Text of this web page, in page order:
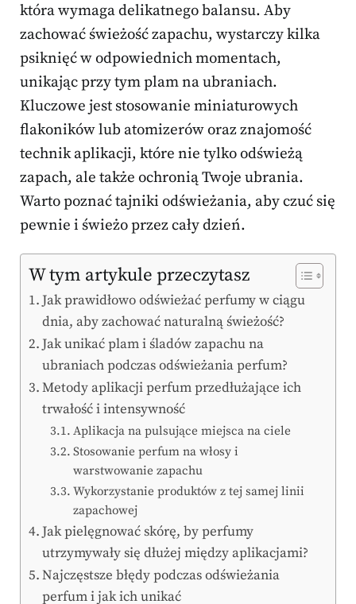
która wymaga delikatnego balansu. Aby
zachować świeżość zapachu, wystarczy kilka
psiknięć w odpowiednich momentach,
unikając przy tym plam na ubraniach.
Kluczowe jest stosowanie miniaturowych
flakoników lub atomizerów oraz znajomość
technik aplikacji, które nie tylko odświeżą
zapach, ale także ochronią Twoje ubrania.
Warto poznać tajniki odświeżania, aby czuć się
pewnie i świeżo przez cały dzień.
W tym artykule przeczytasz
Jak prawidłowo odświeżać perfumy w ciągu
dnia, aby zachować naturalną świeżość?
Jak unikać plam i śladów zapachu na
ubraniach podczas odświeżania perfum?
Metody aplikacji perfum przedłużające ich
trwałość i intensywność
Aplikacja na pulsujące miejsca na ciele
Stosowanie perfum na włosy i
warstwowanie zapachu
Wykorzystanie produktów z tej samej linii
zapachowej
Jak pielęgnować skórę, by perfumy
utrzymywały się dłużej między aplikacjami?
Najczęstsze błędy podczas odświeżania
perfum i jak ich unikać